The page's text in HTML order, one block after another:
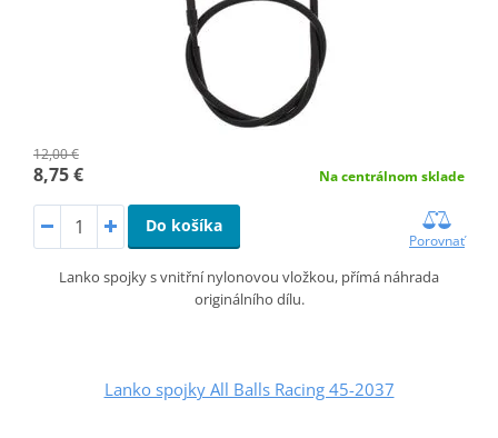
12,00 €
8,75 € Na centrálnom sklade
Do košíka
Porovnať
Lanko spojky s vnitřní nylonovou vložkou, přímá náhrada
originálního dílu.
Lanko spojky All Balls Racing 45-2037